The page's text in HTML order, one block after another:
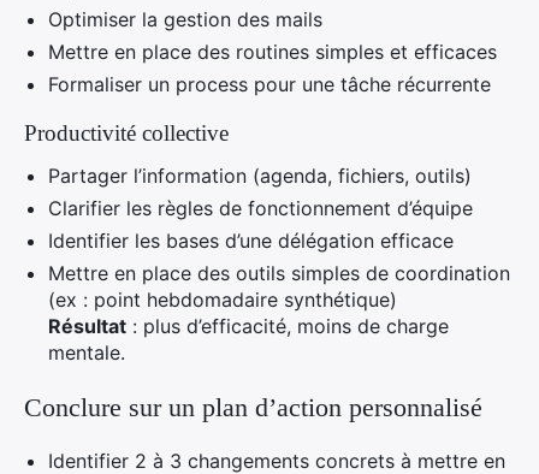
Optimiser la gestion des mails
Mettre en place des routines simples et efficaces
Formaliser un process pour une tâche récurrente
Productivité collective
Partager l’information (agenda, fichiers, outils)
Clarifier les règles de fonctionnement d’équipe
Identifier les bases d’une délégation efficace
Mettre en place des outils simples de coordination
(ex : point hebdomadaire synthétique)
Résultat : plus d’efficacité, moins de charge
mentale.
Conclure sur un plan d’action personnalisé
Identifier 2 à 3 changements concrets à mettre en